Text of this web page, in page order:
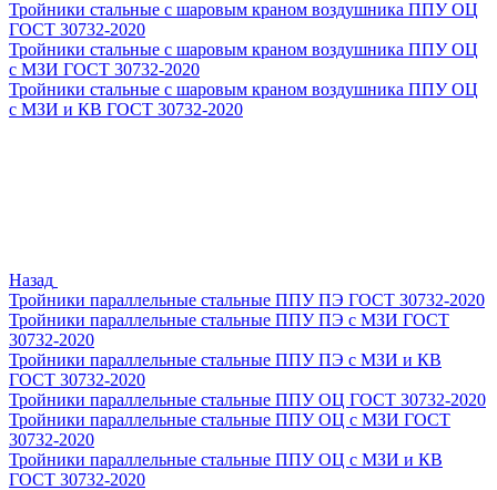
Тройники стальные с шаровым краном воздушника ППУ ОЦ
ГОСТ 30732-2020
Тройники стальные с шаровым краном воздушника ППУ ОЦ
с МЗИ ГОСТ 30732-2020
Тройники стальные с шаровым краном воздушника ППУ ОЦ
с МЗИ и КВ ГОСТ 30732-2020
Назад
Тройники параллельные стальные ППУ ПЭ ГОСТ 30732-2020
Тройники параллельные стальные ППУ ПЭ с МЗИ ГОСТ
30732-2020
Тройники параллельные стальные ППУ ПЭ с МЗИ и КВ
ГОСТ 30732-2020
Тройники параллельные стальные ППУ ОЦ ГОСТ 30732-2020
Тройники параллельные стальные ППУ ОЦ с МЗИ ГОСТ
30732-2020
Тройники параллельные стальные ППУ ОЦ с МЗИ и КВ
ГОСТ 30732-2020